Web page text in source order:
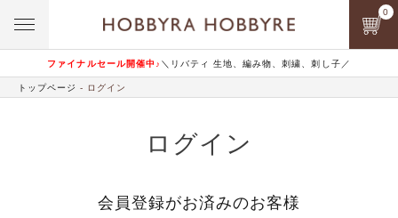
ファイナルセール開催中♪ ＼リバティ 生地、編み物、刺繍、刺し子／
0
トップページ ログイン
ログイン
会員登録がお済みのお客様